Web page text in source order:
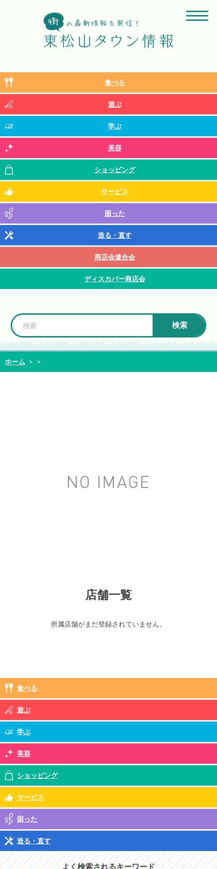
食べる
遊ぶ
学ぶ
美容
ショッピング
サービス
困った
造る・直す
商店会連合会
ディスカバー商店会
検索
ホーム > >
店舗一覧
所属店舗がまだ登録されていません。
食べる
遊ぶ
学ぶ
美容
ショッピング
サービス
困った
造る・直す
よく検索されるキーワード